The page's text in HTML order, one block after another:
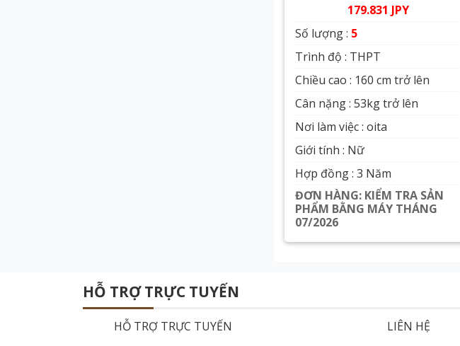
179.831 JPY
Số lượng : 5
Trình độ : THPT
Chiều cao : 160 cm trở lên
Cân nặng : 53kg trở lên
Nơi làm việc : oita
Giới tính : Nữ
Hợp đồng : 3 Năm
ĐƠN HÀNG: KIỂM TRA SẢN
PHẨM BẰNG MÁY THÁNG
07/2026
Xem chi tiết
HỖ TRỢ TRỰC TUYẾN
HỖ TRỢ TRỰC TUYẾN LIÊN HỆ